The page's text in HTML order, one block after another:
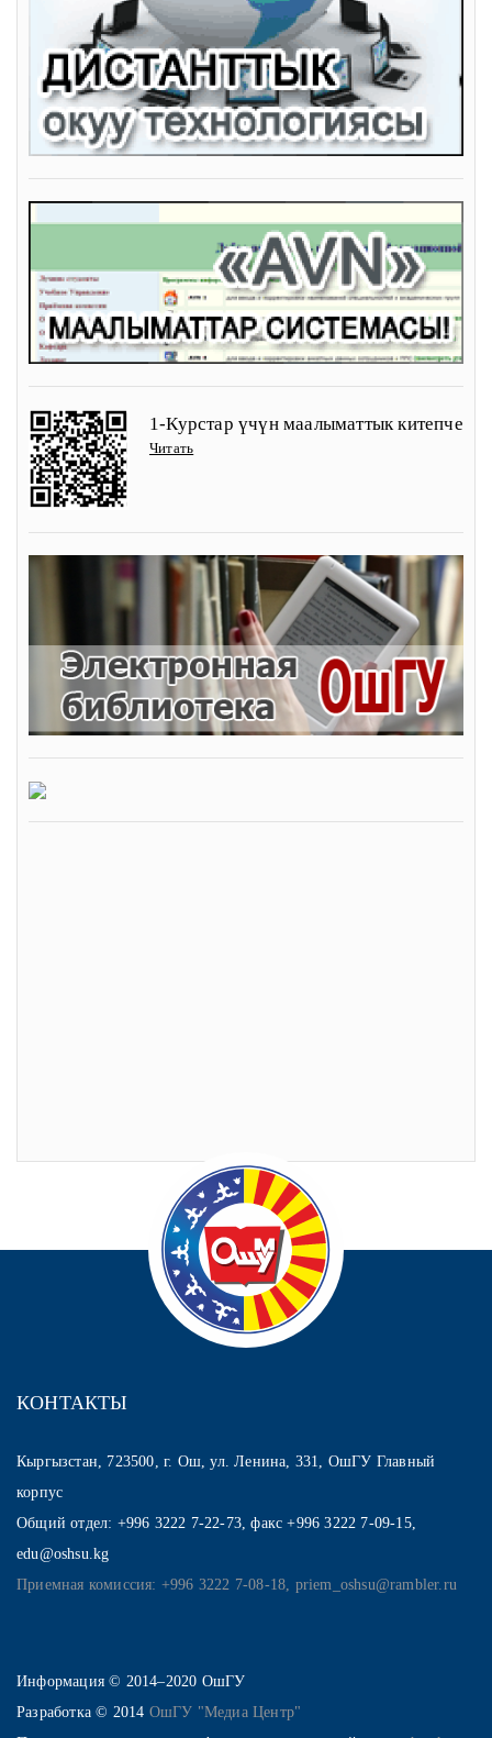
1-Курстар үчүн маалыматтык китепче
Читать
КОНТАКТЫ
Кыргызстан, 723500, г. Ош, ул. Ленина, 331, ОшГУ Главный
корпус
Общий отдел: +996 3222 7-22-73, факс +996 3222 7-09-15,
edu@oshsu.kg
Приемная комиссия: +996 3222 7-08-18, priem_oshsu@rambler.ru
Информация © 2014–2020 ОшГУ
Разработка © 2014 ОшГУ "Медиа Центр"